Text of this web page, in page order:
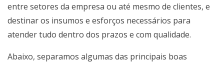
entre setores da empresa ou até mesmo de clientes, e
destinar os insumos e esforços necessários para
atender tudo dentro dos prazos e com qualidade.
Abaixo, separamos algumas das principais boas